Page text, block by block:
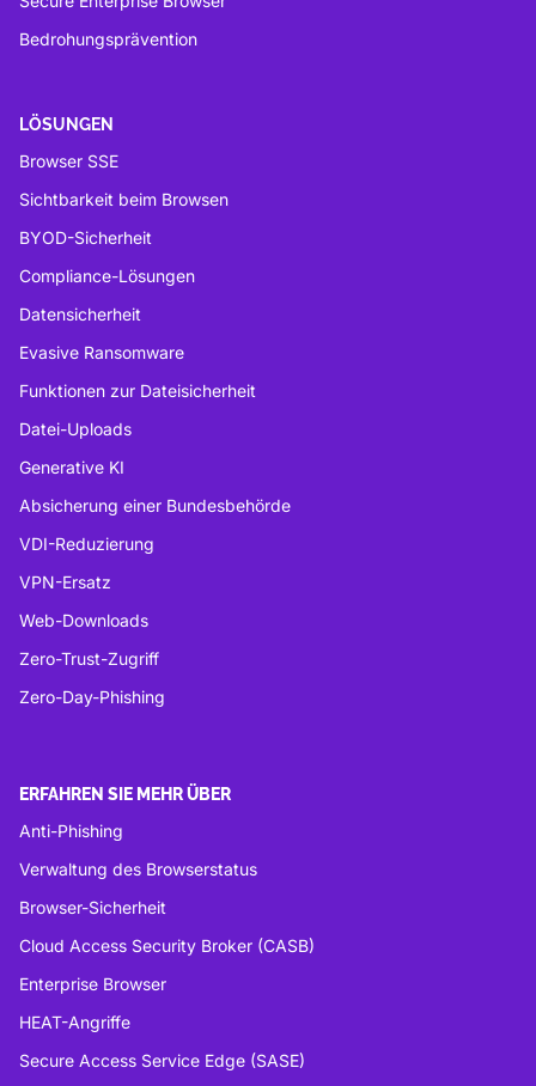
Bedrohungsprävention
LÖSUNGEN
Browser SSE
Sichtbarkeit beim Browsen
BYOD-Sicherheit
Compliance-Lösungen
Datensicherheit
Evasive Ransomware
Funktionen zur Dateisicherheit
Datei-Uploads
Generative KI
Absicherung einer Bundesbehörde
VDI-Reduzierung
VPN-Ersatz
Web-Downloads
Zero-Trust-Zugriff
Zero-Day-Phishing
ERFAHREN SIE MEHR ÜBER
Anti-Phishing
Verwaltung des Browserstatus
Browser-Sicherheit
Cloud Access Security Broker (CASB)
Enterprise Browser
HEAT-Angriffe
Secure Access Service Edge (SASE)